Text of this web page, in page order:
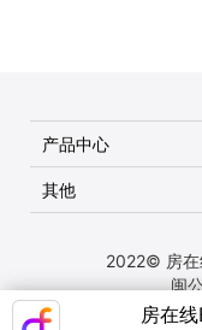
房在
产品中心
其他
2022© 房在
闽